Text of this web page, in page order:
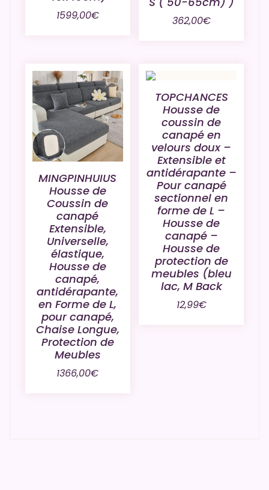
1599,00€ 362,00€
MINGPINHUIUS
Housse de
Coussin de
canapé
Extensible,
Universelle,
élastique,
Housse de
canapé,
antidérapante,
en Forme de L,
pour canapé,
Chaise Longue,
Protection de
Meubles
1366,00€
TOPCHANCES
Housse de
coussin de
canapé en
velours doux –
Extensible et
antidérapante –
Pour canapé
sectionnel en
forme de L –
Housse de
canapé –
Housse de
protection de
meubles (bleu
lac, M Back
12,99€